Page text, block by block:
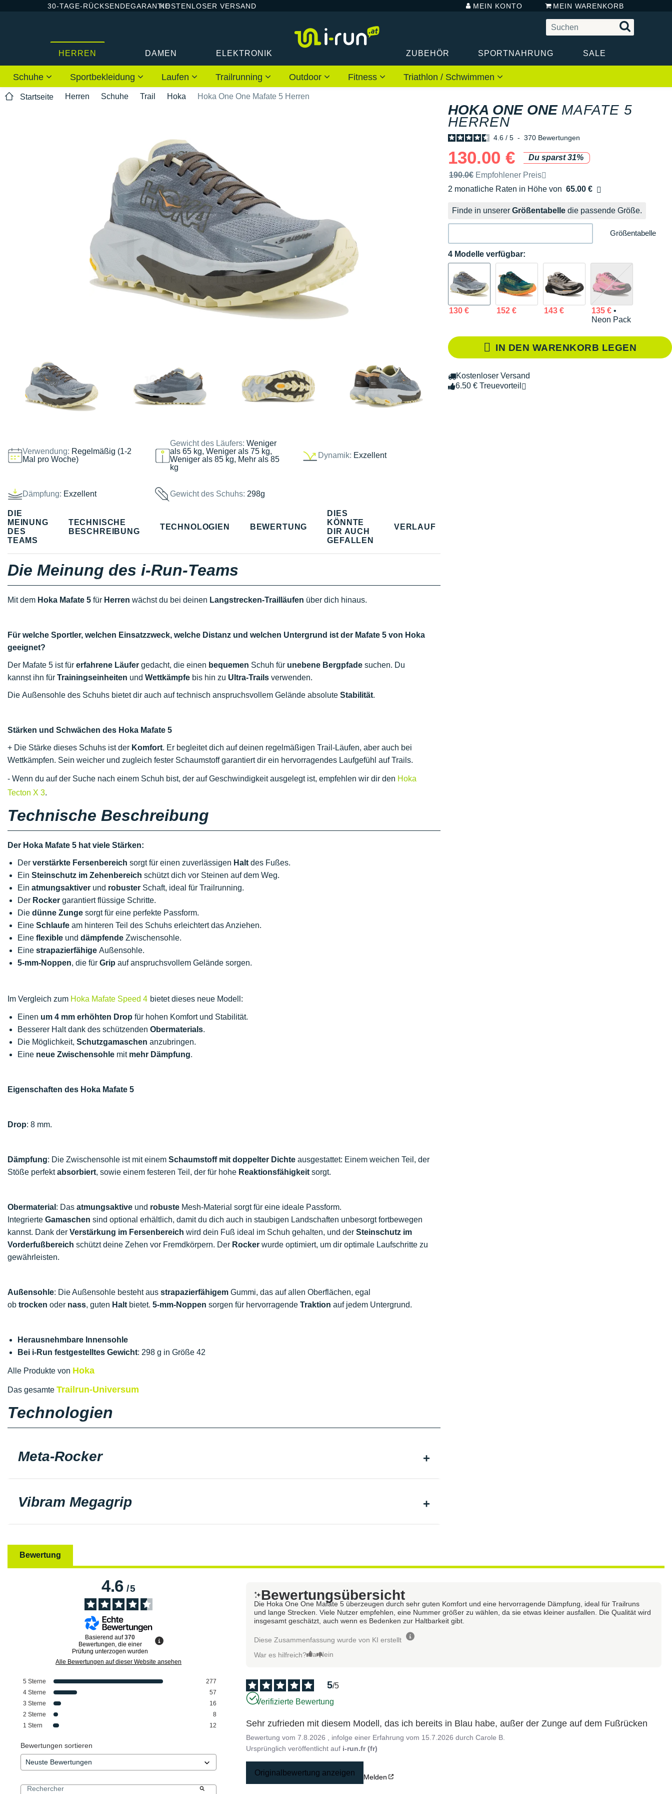
30-TAGE-RÜCKSENDEGARANTIEKOSTENLOSER VERSAND MEIN KONTO MEIN WARENKORB
HERREN DAMEN ELEKTRONIK ZUBEHÖR SPORTNAHRUNG SALE
Schuhe Sportbekleidung Laufen Trailrunning Outdoor Fitness Triathlon / Schwimmen
Startseite Herren Schuhe Trail Hoka Hoka One One Mafate 5 Herren
Verwendung: Regelmäßig (1-2
Mal pro Woche)
Gewicht des Läufers:Weniger
als 65 kg, Weniger als 75 kg,
Weniger als 85 kg, Mehr als 85
kg
Dynamik: Exzellent
Dämpfung: Exzellent Gewicht des Schuhs: 298g
HOKA ONE ONE MAFATE 5
HERREN
4.6 / 5 - 370 Bewertungen
130.00 €
Du sparst 31%
Unverbindliche Preisempfehlung der Marke
190.0€ Empfohlener Preis
2 monatliche Raten in Höhe von 65.00 €
Ohne Zusatzkosten
Finde in unserer Größentabelle die passende Größe.
Größentabelle
4 Modelle verfügbar:
130 € 152 € 143 € 135 €•
Neon Pack
IN DEN WARENKORB LEGEN
Kostenloser Versand
6.50 € Treuevorteil
DIE
MEINUNG
DES
TEAMS
TECHNISCHE
BESCHREIBUNG
TECHNOLOGIEN BEWERTUNG
DIES
KÖNNTE
DIR AUCH
GEFALLEN
VERLAUF
Die Meinung des i-Run-Teams
Mit dem Hoka Mafate 5 für Herren wächst du bei deinen Langstrecken-Trailläufen über dich hinaus.
Für welche Sportler, welchen Einsatzzweck, welche Distanz und welchen Untergrund ist der Mafate 5 von Hoka
geeignet?
Der Mafate 5 ist für erfahrene Läufer gedacht, die einen bequemen Schuh für unebene Bergpfade suchen. Du
kannst ihn für Trainingseinheiten und Wettkämpfe bis hin zu Ultra-Trails verwenden.
Die Außensohle des Schuhs bietet dir auch auf technisch anspruchsvollem Gelände absolute Stabilität.
Stärken und Schwächen des Hoka Mafate 5
+ Die Stärke dieses Schuhs ist der Komfort. Er begleitet dich auf deinen regelmäßigen Trail-Läufen, aber auch bei
Wettkämpfen. Sein weicher und zugleich fester Schaumstoff garantiert dir ein hervorragendes Laufgefühl auf Trails.
- Wenn du auf der Suche nach einem Schuh bist, der auf Geschwindigkeit ausgelegt ist, empfehlen wir dir den Hoka
Tecton X 3.
Technische Beschreibung
Der Hoka Mafate 5 hat viele Stärken:
Der verstärkte Fersenbereich sorgt für einen zuverlässigen Halt des Fußes.
Ein Steinschutz im Zehenbereich schützt dich vor Steinen auf dem Weg.
Ein atmungsaktiver und robuster Schaft, ideal für Trailrunning.
Der Rocker garantiert flüssige Schritte.
Die dünne Zunge sorgt für eine perfekte Passform.
Eine Schlaufe am hinteren Teil des Schuhs erleichtert das Anziehen.
Eine flexible und dämpfende Zwischensohle.
Eine strapazierfähige Außensohle.
5-mm-Noppen, die für Grip auf anspruchsvollem Gelände sorgen.
Im Vergleich zum Hoka Mafate Speed 4 bietet dieses neue Modell:
Einen um 4 mm erhöhten Drop für hohen Komfort und Stabilität.
Besserer Halt dank des schützenden Obermaterials.
Die Möglichkeit, Schutzgamaschen anzubringen.
Eine neue Zwischensohle mit mehr Dämpfung.
Eigenschaften des Hoka Mafate 5
Drop: 8 mm.
Dämpfung: Die Zwischensohle ist mit einem Schaumstoff mit doppelter Dichte ausgestattet: Einem weichen Teil, der
Stöße perfektabsorbiert, sowie einem festeren Teil, der für hohe Reaktionsfähigkeit sorgt.
Obermaterial : Das atmungsaktive und robuste Mesh-Material sorgt für eine ideale Passform.
Integrierte Gamaschen sind optional erhältlich, damit du dich auch in staubigen Landschaften unbesorgt fortbewegen
kannst. Dank der Verstärkung im Fersenbereich wird dein Fuß ideal im Schuh gehalten, und der Steinschutz im
Vorderfußbereich schützt deine Zehen vor Fremdkörpern. Der Rocker wurde optimiert, um dir optimale Laufschritte zu
gewährleisten.
Außensohle: Die Außensohle besteht aus strapazierfähigem Gummi, das auf allen Oberflächen, egal
ob trocken oder nass, guten Halt bietet. 5-mm-Noppen sorgen für hervorragende Traktion auf jedem Untergrund.
Herausnehmbare Innensohle
Bei i-Run festgestelltes Gewicht: 298 g in Größe 42
Alle Produkte von Hoka
Das gesamte Trailrun-Universum
Technologien
Meta-Rocker
Vibram Megagrip
Bewertung
4.6/5
Basierend auf370
Bewertungen, die einer
Prüfung unterzogen wurden
Alle Bewertungen auf dieser Website ansehen
5 Sterne
277
4 Sterne
57
3 Sterne
16
2 Sterne
8
1 Stern 12
Bewertungen sortieren
Bewertungsübersicht
Die Hoka One One Mafate 5 überzeugen durch sehr guten Komfort und eine hervorragende Dämpfung, ideal für Trailruns
und lange Strecken. Viele Nutzer empfehlen, eine Nummer größer zu wählen, da sie etwas kleiner ausfallen. Die Qualität wird
insgesamt geschätzt, auch wenn es Bedenken zur Haltbarkeit gibt.
Diese Zusammenfassung wurde von KI erstellt
War es hilfreich? Ja Nein
5/5
Verifizierte Bewertung
Sehr zufrieden mit diesem Modell, das ich bereits in Blau habe, außer der Zunge auf dem Fußrücken
Bewertung vom7.8.2026 , infolge einer Erfahrung vom 15.7.2026 durchCarole B.
Ursprünglich veröffentlicht auf i-run.fr (fr)
Originalbewertung anzeigen Melden